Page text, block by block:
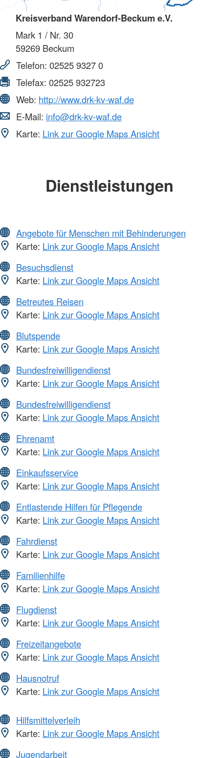
Kreisverband Warendorf-Beckum e.V.
Mark 1 / Nr. 30
59269 Beckum
Telefon: 02525 9327 0
Telefax: 02525 932723
Web: http://www.drk-kv-waf.de
E-Mail: info@drk-kv-waf.de
Karte: Link zur Google Maps Ansicht
Dienstleistungen
Angebote für Menschen mit Behinderungen
Karte: Link zur Google Maps Ansicht
Besuchsdienst
Karte: Link zur Google Maps Ansicht
Betreutes Reisen
Karte: Link zur Google Maps Ansicht
Blutspende
Karte: Link zur Google Maps Ansicht
Bundesfreiwilligendienst
Karte: Link zur Google Maps Ansicht
Bundesfreiwilligendienst
Karte: Link zur Google Maps Ansicht
Ehrenamt
Karte: Link zur Google Maps Ansicht
Einkaufsservice
Karte: Link zur Google Maps Ansicht
Entlastende Hilfen für Pflegende
Karte: Link zur Google Maps Ansicht
Fahrdienst
Karte: Link zur Google Maps Ansicht
Familienhilfe
Karte: Link zur Google Maps Ansicht
Flugdienst
Karte: Link zur Google Maps Ansicht
Freizeitangebote
Karte: Link zur Google Maps Ansicht
Hausnotruf
Karte: Link zur Google Maps Ansicht
Hilfsmittelverleih
Karte: Link zur Google Maps Ansicht
Jugendarbeit